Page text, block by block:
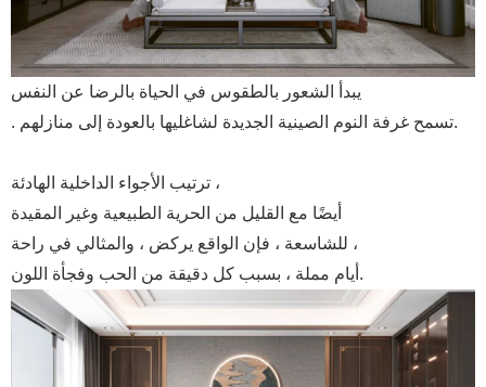
يبدأ الشعور بالطقوس في الحياة بالرضا عن النفس
. تسمح غرفة النوم الصينية الجديدة لشاغليها بالعودة إلى منازلهم.
ترتيب الأجواء الداخلية الهادئة ،
أيضًا مع القليل من الحرية الطبيعية وغير المقيدة
للشاسعة ، فإن الواقع يركض ، والمثالي في راحة ،
أيام مملة ، بسبب كل دقيقة من الحب وفجأة اللون.